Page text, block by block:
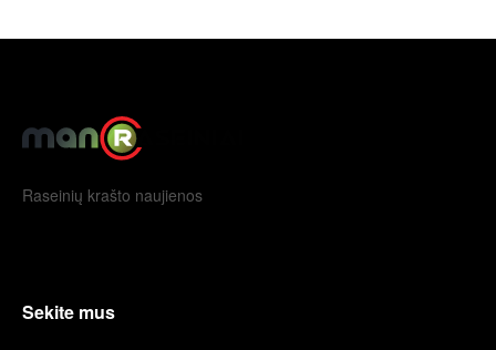
Raseinių krašto naujienos
Sekite mus